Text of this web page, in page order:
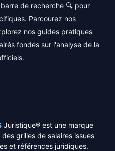
de recherche 🔍 pour
Parcourez nos
nos guides pratiques
fondés sur l'analyse de la
Juristique® est une marque
grilles de salaires issues
et références juridiques.